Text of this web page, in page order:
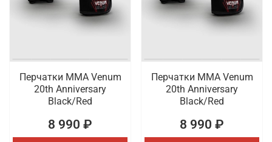
Перчатки ММА Venum
20th Anniversary
Black/Red
8 990 ₽
Перчатки ММА Venum
20th Anniversary
Black/Red
8 990 ₽